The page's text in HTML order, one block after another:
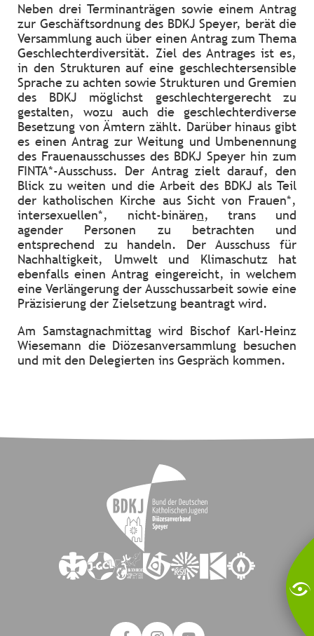
Neben drei Terminanträgen sowie einem Antrag
zur Geschäftsordnung des BDKJ Speyer, berät die
Versammlung auch über einen Antrag zum Thema
Geschlechterdiversität. Ziel des Antrages ist es,
in den Strukturen auf eine geschlechtersensible
Sprache zu achten sowie Strukturen und Gremien
des BDKJ möglichst geschlechtergerecht zu
gestalten, wozu auch die geschlechterdiverse
Besetzung von Ämtern zählt. Darüber hinaus gibt
es einen Antrag zur Weitung und Umbenennung
des Frauenausschusses des BDKJ Speyer hin zum
FINTA*-Ausschuss. Der Antrag zielt darauf, den
Blick zu weiten und die Arbeit des BDKJ als Teil
der katholischen Kirche aus Sicht von Frauen*,
intersexuellen*, nicht-binären, trans und
agender Personen zu betrachten und
entsprechend zu handeln. Der Ausschuss für
Nachhaltigkeit, Umwelt und Klimaschutz hat
ebenfalls einen Antrag eingereicht, in welchem
eine Verlängerung der Ausschussarbeit sowie eine
Präzisierung der Zielsetzung beantragt wird.
Am Samstagnachmittag wird Bischof Karl-Heinz
Wiesemann die Diözesanversammlung besuchen
und mit den Delegierten ins Gespräch kommen.